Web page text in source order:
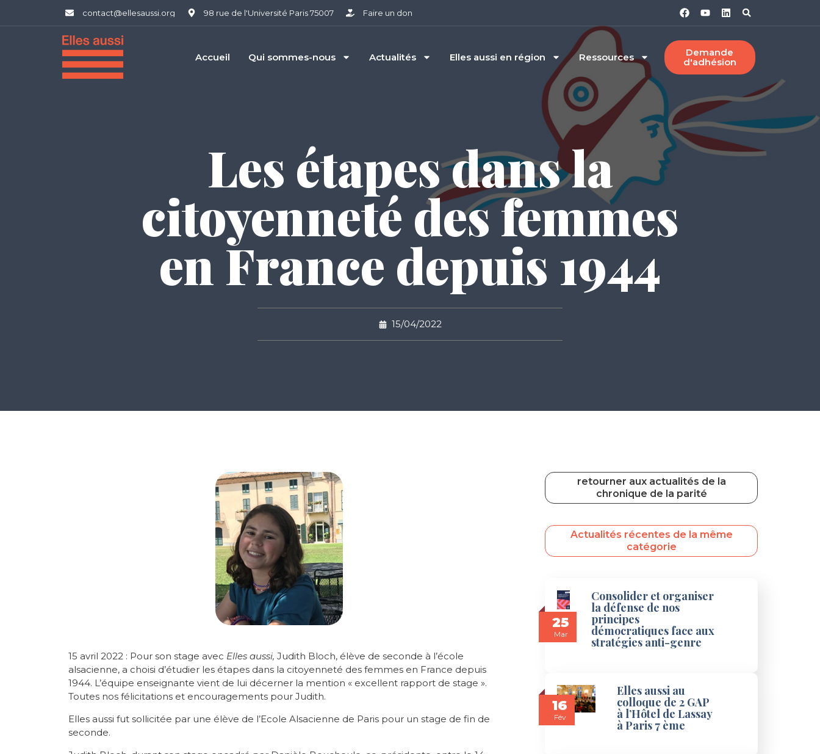
contact@ellesaussi.org 98 rue de l'Université Paris 75007 Faire un don
Accueil Qui sommes-nous Actualités Elles aussi en région Ressources
Demande
d'adhésion
Les étapes dans la
citoyenneté des femmes
en France depuis 1944
15/04/2022
15 avril 2022 : Pour son stage avec Elles aussi, Judith Bloch, élève de seconde à l’école
alsacienne, a choisi d’étudier les étapes dans la citoyenneté des femmes en France depuis
1944. L’équipe enseignante vient de lui décerner la mention « excellent rapport de stage ».
Toutes nos félicitations et encouragements pour Judith.
Elles aussi fut sollicitée par une élève de l’Ecole Alsacienne de Paris pour un stage de fin de
seconde.
retourner aux actualités de la
chronique de la parité
Actualités récentes de la même
catégorie
25
Mar
Consolider et organiser
la défense de nos
principes
démocratiques face aux
stratégies anti-genre
16
Fév
Elles aussi au
colloque de 2 GAP
à l’Hôtel de Lassay
à Paris 7 ème